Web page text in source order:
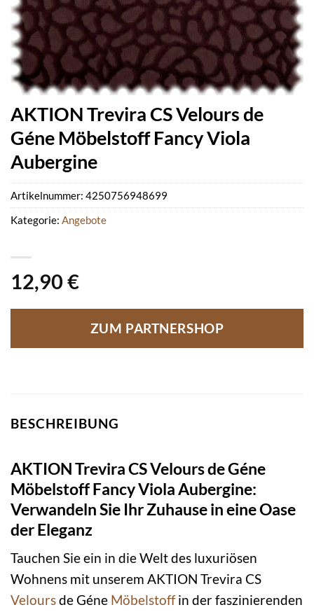
AKTION Trevira CS Velours de
Géne Möbelstoff Fancy Viola
Aubergine
12,90 €
ZUM PARTNERSHOP
Artikelnummer: 4250756948699
Kategorie: Angebote
BESCHREIBUNG
AKTION Trevira CS Velours de Géne
Möbelstoff Fancy Viola Aubergine:
Verwandeln Sie Ihr Zuhause in eine Oase
der Eleganz
Tauchen Sie ein in die Welt des luxuriösen
Wohnens mit unserem AKTION Trevira CS
Veloursde Géne Möbelstoffin der faszinierenden